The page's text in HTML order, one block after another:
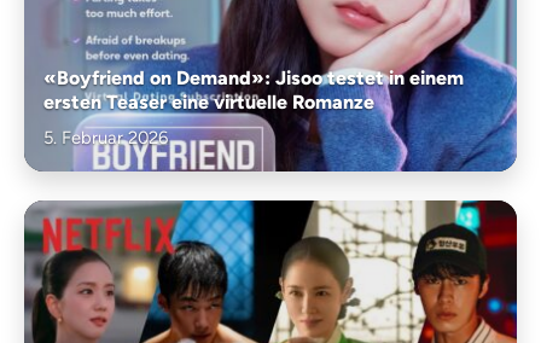
«Boyfriend on Demand»: Jisoo testet in einem
ersten Teaser eine virtuelle Romanze
5. Februar 2026